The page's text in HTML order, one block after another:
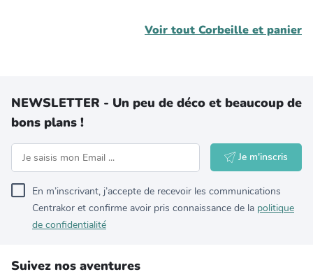
Voir tout Corbeille et panier
NEWSLETTER - Un peu de déco et beaucoup de
bons plans !
Je m'inscris
En m’inscrivant, j’accepte de recevoir les communications
Centrakor et confirme avoir pris connaissance de la politique
de confidentialité
Suivez nos aventures